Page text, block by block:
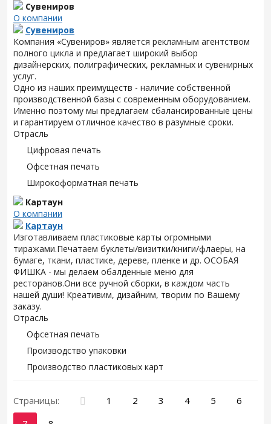
Сувениров
О компании
Сувениров
Компания «Сувениров» является рекламным агентством
полного цикла и предлагает широкий выбор
дизайнерских, полиграфических, рекламных и сувенирных
услуг.
Одно из наших преимуществ - наличие собственной
производственной базы с современным оборудованием.
Именно поэтому мы предлагаем сбалансированные цены
и гарантируем отличное качество в разумные сроки.
Отрасль
Цифровая печать
Офсетная печать
Широкоформатная печать
Картаун
О компании
Картаун
Изготавливаем пластиковые карты огромными
тиражами.Печатаем буклеты/визитки/книги/флаеры, на
бумаге, ткани, пластике, дереве, пленке и др. ОСОБАЯ
ФИШКА - мы делаем обалденные меню для
ресторанов.Они все ручной сборки, в каждом часть
нашей души! Креативим, дизайним, творим по Вашему
заказу.
Отрасль
Офсетная печать
Производство упаковки
Производство пластиковых карт
Страницы: 1 2 3 4 5
6